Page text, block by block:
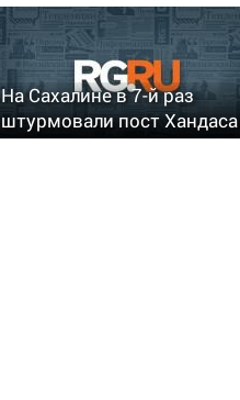
На Сахалине в 7-й раз
штурмовали пост Хандаса